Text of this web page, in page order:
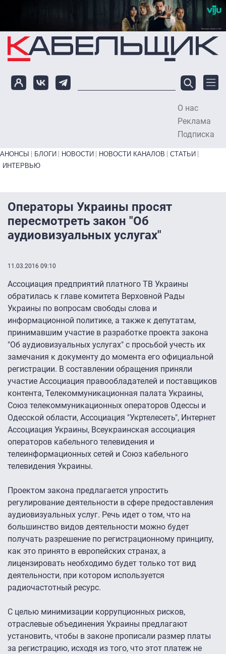
Перейти к основному содержанию
О нас
Реклама
Подписка
Primary links bottom
АНОНСЫ БЛОГИ НОВОСТИ НОВОСТИ КАНАЛОВ
СТАТЬИ
ИНТЕРВЬЮ
Операторы Украины просят
пересмотреть закон "Об
аудиовизуальных услугах"
11.03.2016 09:10
Ассоциация предприятий платного ТВ Украины
обратилась к главе комитета Верховной Рады
Украины по вопросам свободы слова и
информационной политике, а также к депутатам,
принимавшим участие в разработке проекта закона
"Об аудиовизуальных услугах" с просьбой учесть их
замечания к документу до момента его официальной
регистрации. В составлении обращения приняли
участие Ассоциация правообладателей и поставщиков
контента, Телекоммуникационная палата Украины,
Союз телекоммуникационных операторов Одессы и
Одесской области, Ассоциация "Укртелесеть", Интернет
Ассоциация Украины, Всеукраинская ассоциация
операторов кабельного телевидения и
телеинформационных сетей и Союз кабельного
телевидения Украины.
Проектом закона предлагается упростить
регулирование деятельности в сфере предоставления
аудиовизуальных услуг. Речь идет о том, что на
большинство видов деятельности можно будет
получать разрешение по регистрационному принципу,
как это принято в европейских странах, а
лицензировать необходимо будет только тот вид
деятельности, при котором используется
радиочастотный ресурс.
С целью минимизации коррупционных рисков,
отраслевые объединения Украины предлагают
установить, чтобы в законе прописали размер платы
за регистрацию, исходя из того, что этот платеж не